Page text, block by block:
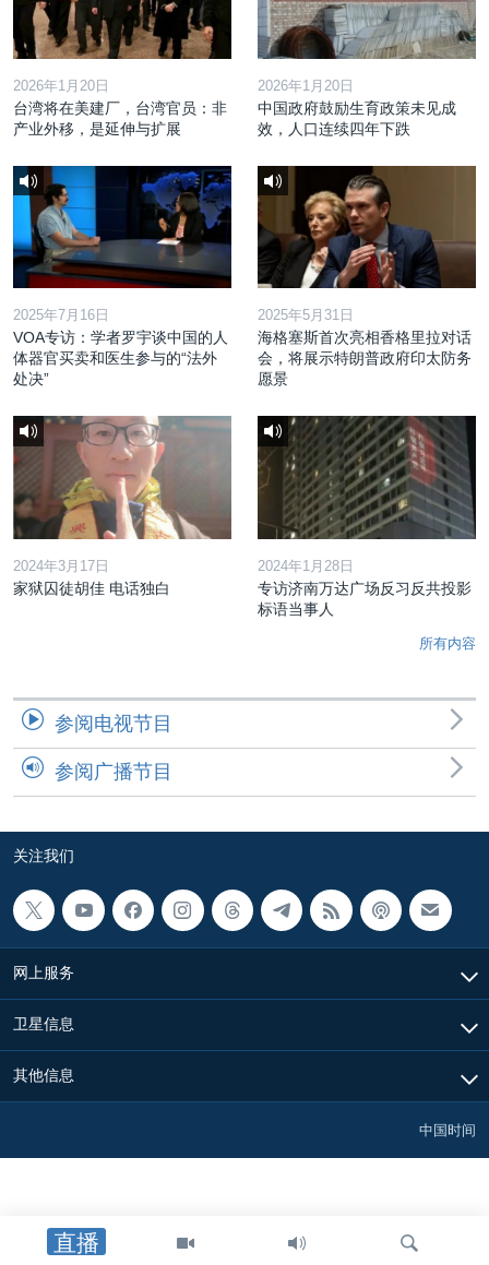
直播
2026年1月20日
台湾将在美建厂，台湾官员：非
产业外移，是延伸与扩展
2026年1月20日
中国政府鼓励生育政策未见成
效，人口连续四年下跌
2025年7月16日
VOA专访：学者罗宇谈中国的人
体器官买卖和医生参与的“法外
处决”
2025年5月31日
海格塞斯首次亮相香格里拉对话
会，将展示特朗普政府印太防务
愿景
2024年3月17日
家狱囚徒胡佳 电话独白
2024年1月28日
专访济南万达广场反习反共投影
标语当事人
所有内容
参阅电视节目
参阅广播节目
关注我们
网上服务
卫星信息
其他信息
中国时间